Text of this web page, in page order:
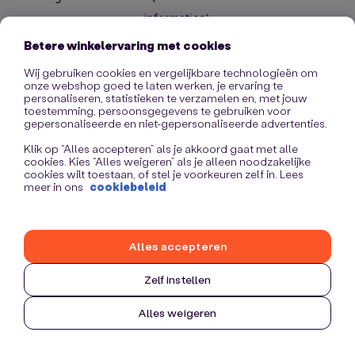
information).
Betere winkelervaring met cookies
Wij gebruiken cookies en vergelijkbare technologieën om
onze webshop goed te laten werken, je ervaring te
personaliseren, statistieken te verzamelen en, met jouw
toestemming, persoonsgegevens te gebruiken voor
gepersonaliseerde en niet-gepersonaliseerde advertenties.
Klik op “Alles accepteren” als je akkoord gaat met alle
cookies. Kies “Alles weigeren” als je alleen noodzakelijke
cookies wilt toestaan, of stel je voorkeuren zelf in. Lees
meer in ons cookiebeleid
Zelf instellen
Alles weigeren
Alles accepteren